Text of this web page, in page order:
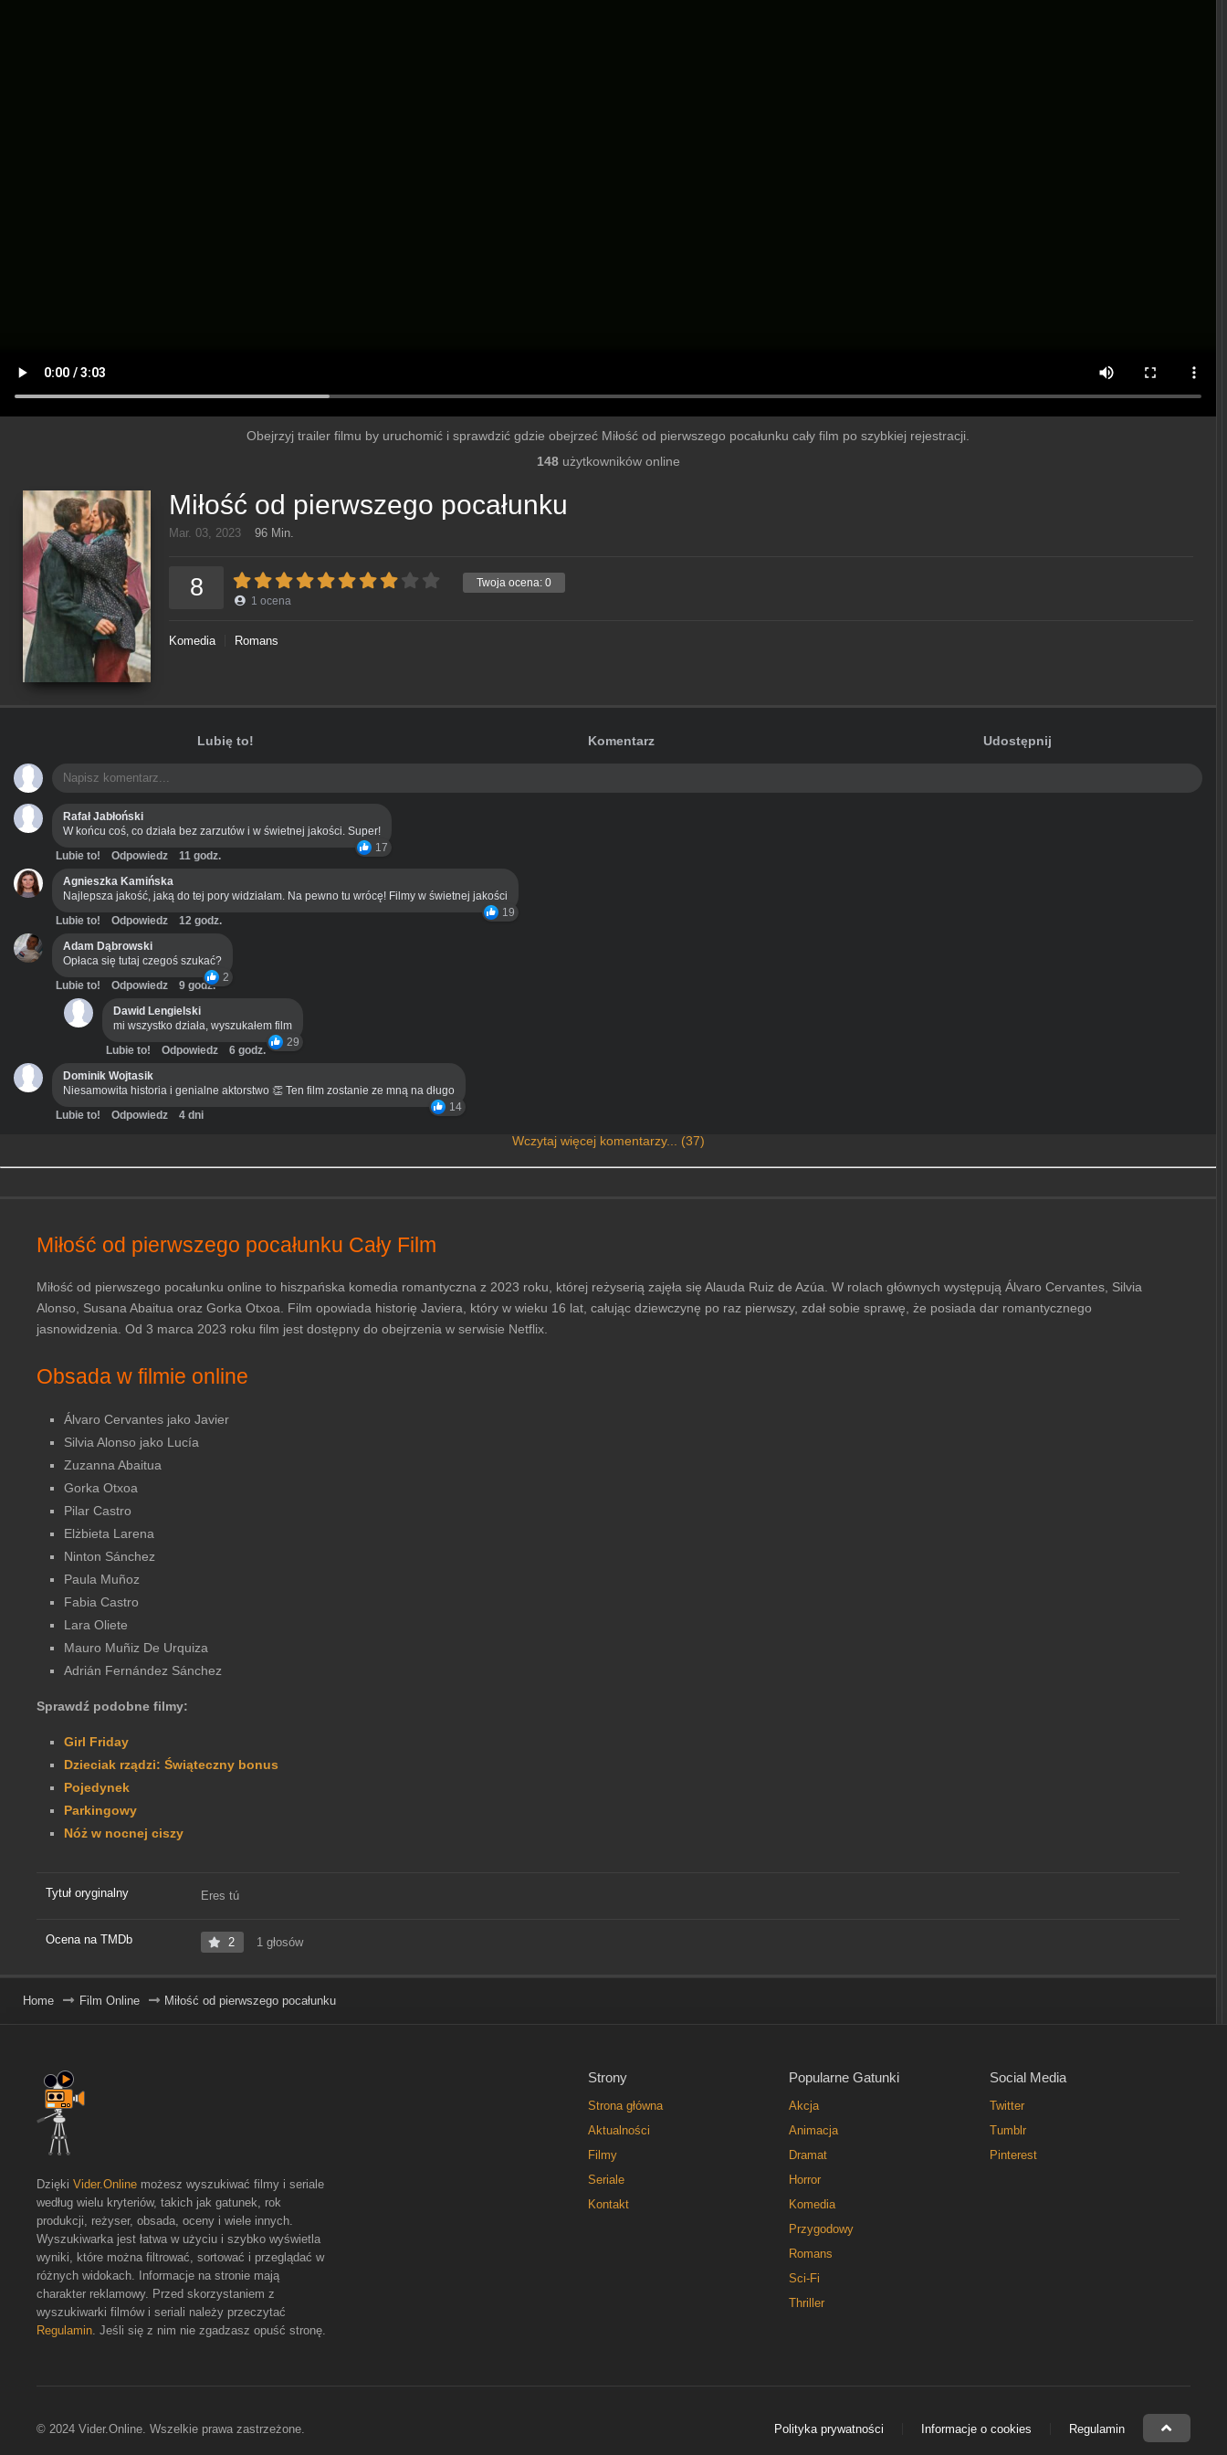
Obejrzyj trailer filmu by uruchomić i sprawdzić gdzie obejrzeć Miłość od pierwszego pocałunku cały film po szybkiej rejestracji.
148użytkowników online
Miłość od pierwszego pocałunku
Mar. 03, 2023 96 Min.
Twoja ocena: 0
8 1 ocena
Komedia Romans
Lubię to! Komentarz Udostępnij
Rafał Jabłoński
W końcu coś, co działa bez zarzutów i w świetnej jakości. Super!
17
Lubie to! Odpowiedz
11 godz.
Agnieszka Kamińska
Najlepsza jakość, jaką do tej pory widziałam. Na pewno tu wrócę! Filmy w świetnej jakości
19
Lubie to! Odpowiedz
12 godz.
Adam Dąbrowski
Opłaca się tutaj czegoś szukać?
2
Lubie to! Odpowiedz
9 godz.
Dawid Lengielski
mi wszystko działa, wyszukałem film
29
Lubie to! Odpowiedz
6 godz.
Dominik Wojtasik
Niesamowita historia i genialne aktorstwo 👏 Ten film zostanie ze mną na długo
14
Lubie to! Odpowiedz 4 dni
Wczytaj więcej komentarzy... (37)
Miłość od pierwszego pocałunku Cały Film
Miłość od pierwszego pocałunku online to hiszpańska komedia romantyczna z 2023 roku, której reżyserią zajęła się Alauda Ruiz de Azúa. W rolach głównych występują Álvaro Cervantes, Silvia
Alonso, Susana Abaitua oraz Gorka Otxoa. Film opowiada historię Javiera, który w wieku 16 lat, całując dziewczynę po raz pierwszy, zdał sobie sprawę, że posiada dar romantycznego
jasnowidzenia. Od 3 marca 2023 roku film jest dostępny do obejrzenia w serwisie Netflix.
Obsada w filmie online
Álvaro Cervantes jako Javier
Silvia Alonso jako Lucía
Zuzanna Abaitua
Gorka Otxoa
Pilar Castro
Elżbieta Larena
Ninton Sánchez
Paula Muñoz
Fabia Castro
Lara Oliete
Mauro Muñiz De Urquiza
Adrián Fernández Sánchez
Sprawdź podobne filmy:
Girl Friday
Dzieciak rządzi: Świąteczny bonus
Pojedynek
Parkingowy
Nóż w nocnej ciszy
Tytuł oryginalny Eres tú
Ocena na TMDb 2 1 głosów
Home Film Online Miłość od pierwszego pocałunku
Strony
Strona główna
Aktualności
Filmy
Seriale
Kontakt
Popularne Gatunki
Akcja
Animacja
Dramat
Horror
Komedia
Przygodowy
Romans
Sci-Fi
Thriller
Social Media
Twitter
Tumblr
Pinterest
Dzięki Vider.Online możesz wyszukiwać filmy i seriale
według wielu kryteriów, takich jak gatunek, rok
produkcji, reżyser, obsada, oceny i wiele innych.
Wyszukiwarka jest łatwa w użyciu i szybko wyświetla
wyniki, które można filtrować, sortować i przeglądać w
różnych widokach. Informacje na stronie mają
charakter reklamowy. Przed skorzystaniem z
wyszukiwarki filmów i seriali należy przeczytać
Regulamin. Jeśli się z nim nie zgadzasz opuść stronę.
© 2024 Vider.Online. Wszelkie prawa zastrzeżone. Polityka prywatności Informacje o cookies Regulamin